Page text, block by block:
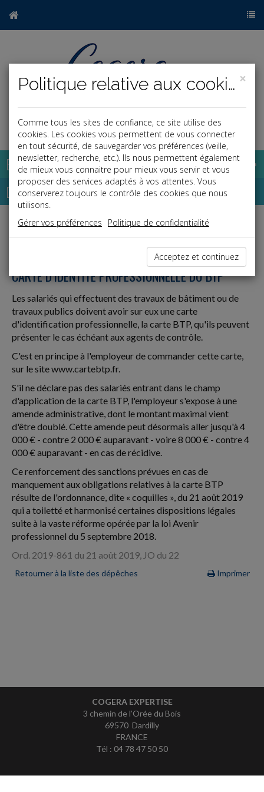
a
Base documentaire
Dépêches
j a b
Social
CARTE D'IDENTITÉ PROFESSIONNELLE DU BTP
Les salariés qui effectuent des travaux de bâtiment ou de
travaux publics doivent avoir sur eux une carte
d'identification professionnelle, la carte BTP, qu'ils peuvent
présenter le cas échéant aux agents de contrôle.
C'est en principe à l'employeur de commander cette carte,
sur le site www.cartebtp.fr.
S'il ne déclare pas des salariés entrant dans le champ
d'application de la carte BTP, l'employeur s'expose à une
amende administrative, dont le montant maximal vient
d'être doublé. Cette amende peut désormais aller jusqu'à 4
000 € - contre 2 000 € auparavant - voire 8 000 € - contre 4
000 € auparavant - en cas de récidive.
Ce renforcement des sanctions prévues en cas de
manquement aux obligations relatives à la carte BTP
résulte de l'ordonnance, dite « coquilles », du 21 août 2019
qui a toiletté et harmonisé certaines dispositions légales
suite à la vaste réforme opérée par la loi Avenir
professionnel du 5 septembre 2018.
Ord. 2019-861 du 21 août 2019, JO du 22
Retourner à la liste des dépêches Imprimer
COGERA EXPERTISE
3 chemin de l’Orée du Bois
69570 Dardilly
FRANCE
Tél : 04 78 47 50 50
×
Politique relative aux cookies
Comme tous les sites de confiance, ce site utilise des
cookies. Les cookies vous permettent de vous connecter
en tout sécurité, de sauvegarder vos préférences (veille,
newsletter, recherche, etc.). Ils nous permettent également
de mieux vous connaitre pour mieux vous servir et vous
proposer des services adaptés à vos attentes. Vous
conserverez toujours le contrôle des cookies que nous
utilisons.
Gérer vos préférences
Politique de confidentialité
Acceptez et continuez